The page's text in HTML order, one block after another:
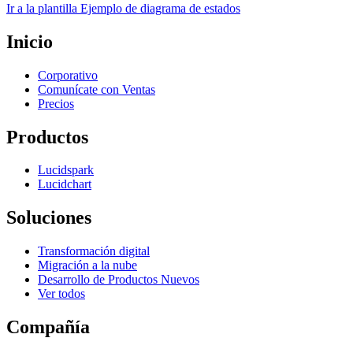
Ir a la plantilla Ejemplo de diagrama de estados
Inicio
Corporativo
Comunícate con Ventas
Precios
Productos
Lucidspark
Lucidchart
Soluciones
Transformación digital
Migración a la nube
Desarrollo de Productos Nuevos
Ver todos
Compañía